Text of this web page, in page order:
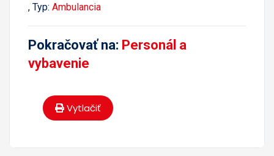
, Typ: Ambulancia
Pokračovať na: Personál a
vybavenie
Vytlačiť